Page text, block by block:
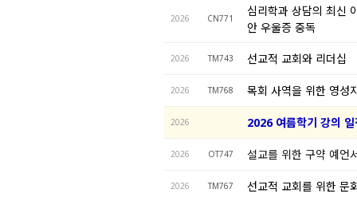
2026 CN771
심리학과 상담의 최신
안 우울증 중독
2026 TM743 선교적 교회와 리더십
2026 TM768 목회 사역을 위한 영성
2026 2026 여름학기 강의
2026 OT747 설교를 위한 구약 예언
2026 TM767 선교적 교회를 위한 문